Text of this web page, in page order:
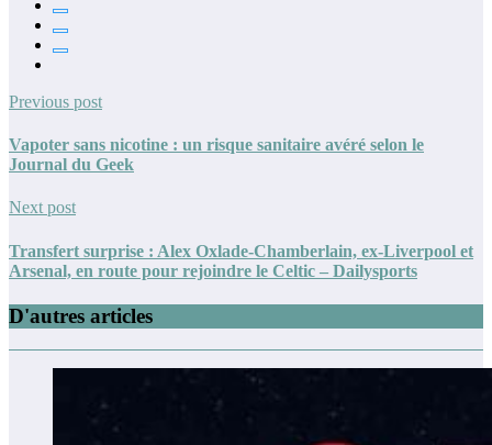
Previous post
Vapoter sans nicotine : un risque sanitaire avéré selon le
Journal du Geek
Next post
Transfert surprise : Alex Oxlade-Chamberlain, ex-Liverpool et
Arsenal, en route pour rejoindre le Celtic – Dailysports
D'autres articles